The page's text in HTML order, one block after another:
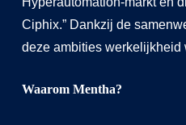
Ciphix.” Dankzij de
deze ambities werkelijkheid
Waarom Mentha?